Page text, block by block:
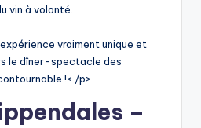
vin à volonté.
vraiment unique et
le dîner-spectacle des
!< /p>
–